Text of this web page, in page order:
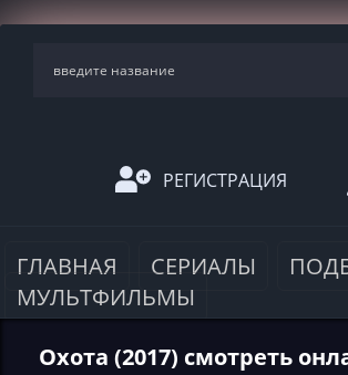
РЕГИСТРАЦИЯ
ГЛАВНАЯ СЕРИАЛЫ
МУЛЬТФИЛЬМЫ
Охота (2017) смотреть